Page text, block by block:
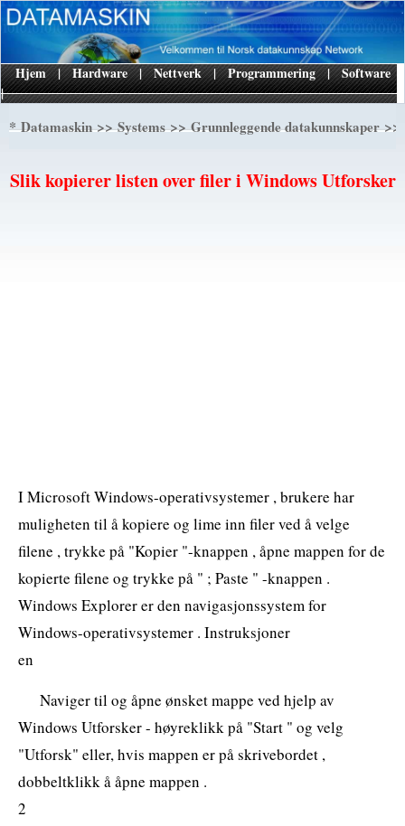
|
Hjem | Hardware | Nettverk | Programmering | Software
*Datamaskin>>Systems>>Grunnleggende datakunnskaper>>
Slik kopierer listen over filer i Windows Utforsker
I Microsoft Windows-operativsystemer , brukere har
muligheten til å kopiere og lime inn filer ved å velge
filene , trykke på "Kopier "-knappen , åpne mappen for de
kopierte filene og trykke på " ; Paste " -knappen .
Windows Explorer er den navigasjonssystem for
Windows-operativsystemer . Instruksjoner
en
Naviger til og åpne ønsket mappe ved hjelp av
Windows Utforsker - høyreklikk på "Start " og velg
"Utforsk" eller, hvis mappen er på skrivebordet ,
dobbeltklikk å åpne mappen .
2